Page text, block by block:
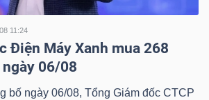
11:24
Điện Máy Xanh mua 268
06/08
bố ngày 06/08, Tổng Giám đốc CTCP